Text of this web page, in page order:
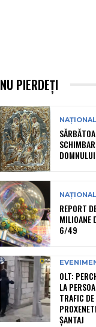
NU PIERDEȚI
NAȚIONAL
NAȚIONAL
REPORT
MILIOANE
6/49
OLT:
LA
TRAFIC
ŞANTAJ